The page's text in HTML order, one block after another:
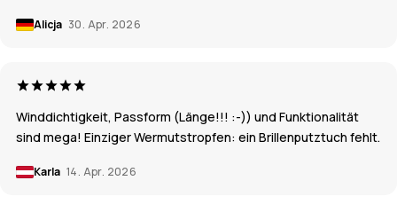
Alicja 30. Apr. 2026
Winddichtigkeit, Passform (Länge!!! :-)) und Funktionalität
sind mega! Einziger Wermutstropfen: ein Brillenputztuch fehlt.
Karla 14. Apr. 2026